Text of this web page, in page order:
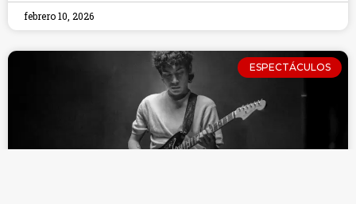
febrero 10, 2026
ESPECTÁCULOS